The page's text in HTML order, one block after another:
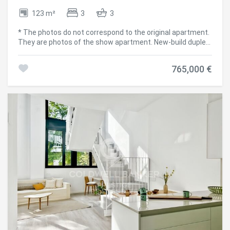
functionality, and quality of life in one of the most
emblematic neighborhoods of Barcelona. Contact us now
for more information and a personalized viewing! The sale
price does not include taxes or expenses derived from the
purchase, which, in accordance with current regulations,
are payable by the buyer: (i) in resale properties, Property
Transfer Tax (ITP) according to the applicable rate in the
Autonomous Community; (ii) in new-build properties, VAT
and Stamp Duty (AJD) according to current regulations;
(iii) notary and land registry fees; and (iv) administrative
costs if applicable. Availability to be agreed. The offer is
subject to price changes or withdrawal from the market
without prior notice. The information provided, including
surface areas, is for guidance purposes only. Real estate
brokerage fees will be assumed by the corresponding
party according to the signed agreement. Detailed and
personalized information will be provided to any interested
party prior to the payment of any deposit, in accordance
with applicable national and regional regulations.
#ref:CBES2908 (2)
123 m² 3 3
* The photos do not correspond to the original apartment.
They are photos of the show apartment. New-build duplex
apartment located in one of the residential areas of
property stands out for its modern and bright
architecture, featuring large windows that flood the
interiors with natural light and create a warm and elegant
atmosphere. The open-plan living and dining area
integrates harmoniously with the kitchen, offering a
functional and welcoming space ideal for everyday living
and entertaining guests. The duplex layout provides
spaciousness, privacy, and a unique sense of home. The
property offers three bedrooms, designed to ensure
comfort and versatility, perfect for families as well as
those seeking additional space for remote work or guests.
In addition, it features a pleasant outdoor area, ideal for
enjoying the Mediterranean climate all year round. The
building offers a communal area with a swimming pool, an
765,000 €